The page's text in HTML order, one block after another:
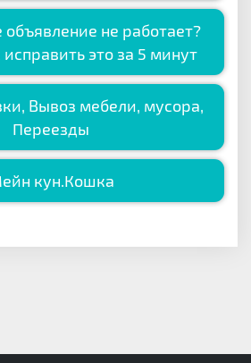
не работает?
это за 5 минут
Вывоз мебели, мусора,
Переезды
кун.Кошка